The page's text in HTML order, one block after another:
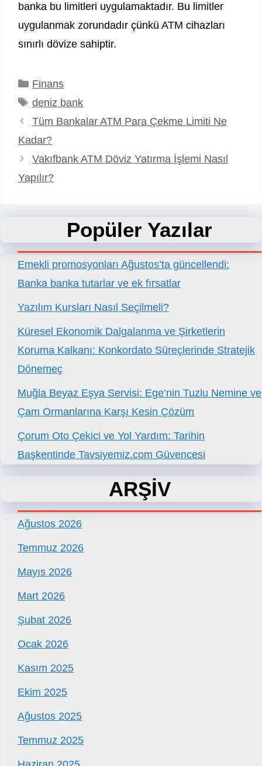
banka bu limitleri uygulamaktadır. Bu limitler
uygulanmak zorundadır çünkü ATM cihazları
sınırlı dövize sahiptir.
Kategoriler
Finans
Etiketler
deniz bank
Tüm Bankalar ATM Para Çekme Limiti Ne
Kadar?
Vakıfbank ATM Döviz Yatırma İşlemi Nasıl
Yapılır?
Popüler Yazılar
Emekli promosyonları Ağustos’ta güncellendi:
Banka banka tutarlar ve ek fırsatlar
Yazılım Kursları Nasıl Seçilmeli?
Küresel Ekonomik Dalgalanma ve Şirketlerin
Koruma Kalkanı: Konkordato Süreçlerinde Stratejik
Dönemeç
Muğla Beyaz Eşya Servisi: Ege’nin Tuzlu Nemine ve
Çam Ormanlarına Karşı Kesin Çözüm
Çorum Oto Çekici ve Yol Yardım: Tarihin
Başkentinde Tavsiyemiz.com Güvencesi
ARŞİV
Ağustos 2026
Temmuz 2026
Mayıs 2026
Mart 2026
Şubat 2026
Ocak 2026
Kasım 2025
Ekim 2025
Ağustos 2025
Temmuz 2025